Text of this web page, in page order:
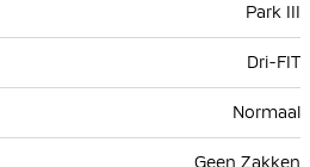
Park III
Dri-FIT
Normaal
Geen Zakken